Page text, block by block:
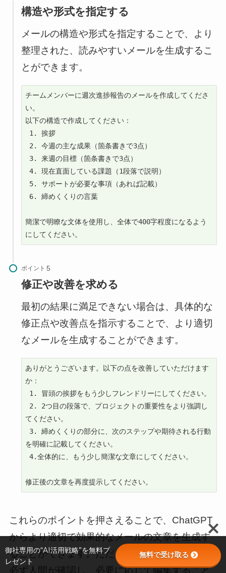
構造や形式を指定する
メールの構造や形式を指定することで、より
整理された、読みやすいメールを生成するこ
とができます。
チームメンバーに週次進捗報告のメールを作成してくださ
い。
以下の構造で作成してください：
簡潔で明瞭な文体を使用し、全体で400字程度になるよう
にしてください。
ポイント
修正や改善を求める
最初の結果に満足できない場合は、具体的な
修正点や改善点を指示することで、より適切
なメールを生成することができます。
ありがとうございます。以下の点を改善していただけます
か：
てください。
を明確に記載してください。
修正後の文章を再度提示してください。
これらのポイントを押さえることで、ChatGPT
からより適切で効果的なメールの文章を生成す
ることができます。ただし、生成された文章は
必ず人間が確認し、必要に応じて編集すること
御社専用の“AI活用戦略”を無料プ
レゼント
無料で受け取る